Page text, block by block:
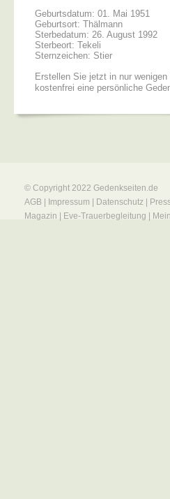
Geburtsdatum: 01. Mai 1951
Geburtsort: Thälmann
Sterbedatum: 26. August 1992
Sterbeort: Tekeli
Sternzeichen: Stier
Erstellen Sie jetzt in nur
kostenfrei eine persönliche
© Copyright 2022 Gedenkseiten.de
AGB
Impressum Datenschutz
Magazin
Eve-Trauerbegleitung